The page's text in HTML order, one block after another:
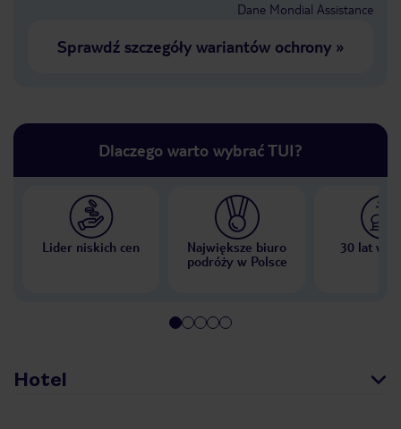
Dane Mondial Assistance
Sprawdź szczegóły wariantów ochrony»
Dlaczego warto wybrać TUI?
Lider niskich cen
Największe biuro
podróży w Polsce
30 lat w
Hotel